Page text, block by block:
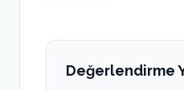
Değerlendirme